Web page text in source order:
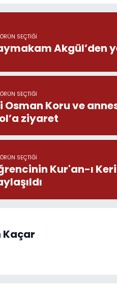
SEÇTIĞI
Akgül’den
SEÇTIĞI
Osman Koru ve
ziyaret
SEÇTIĞI
Kur'an-ı
Kaçar